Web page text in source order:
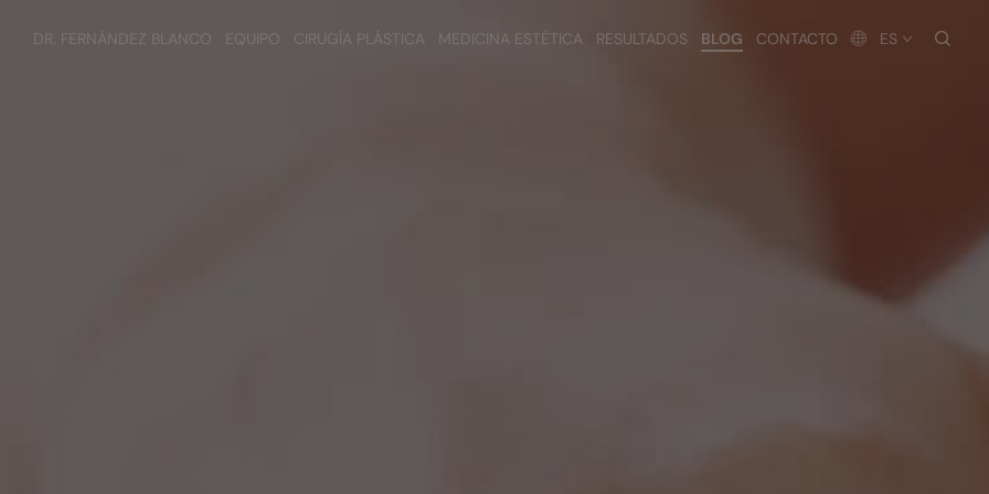
DR. FERNÁNDEZ BLANCO EQUIPO CIRUGÍA PLÁSTICA MEDICINA ESTÉTICA RESULTADOS BLOG CONTACTO ES